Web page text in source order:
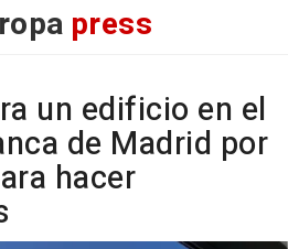
press
un edificio en el
de Madrid por
hacer